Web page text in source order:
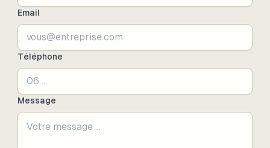
Email
Téléphone
Message